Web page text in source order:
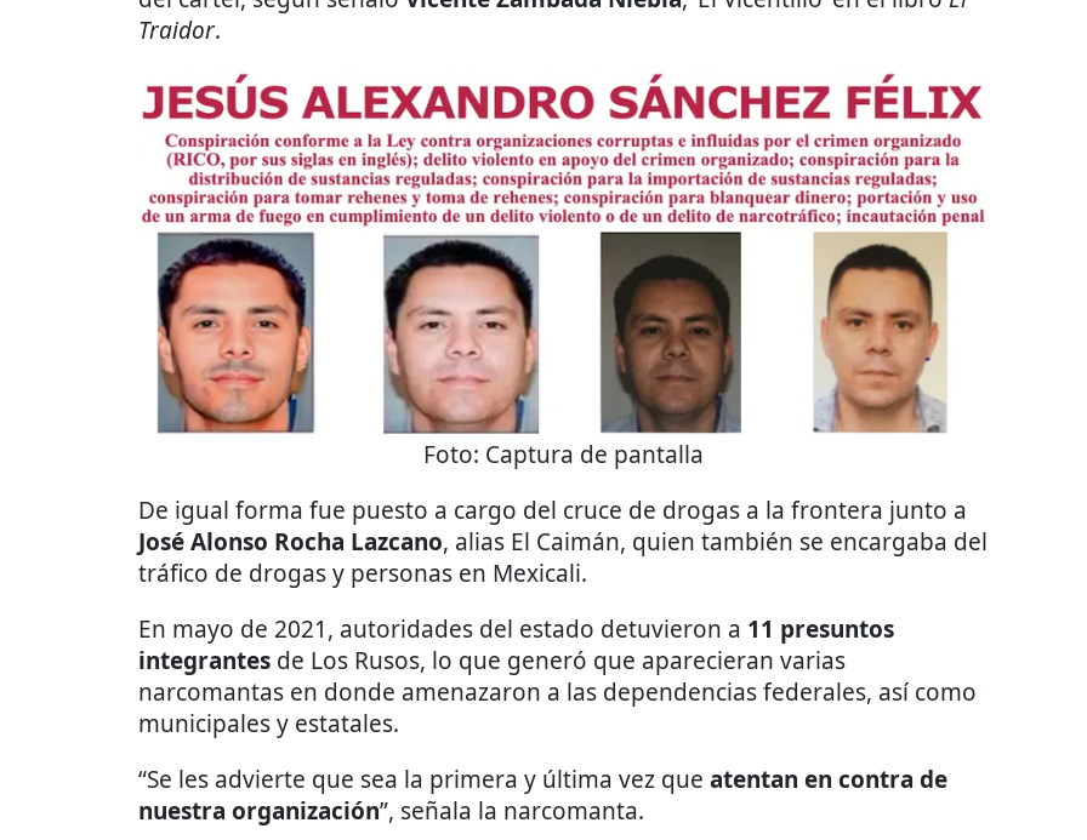
Traidor.
Foto: Captura de pantalla
De igual forma fue puesto a cargo del cruce de drogas a la frontera junto a
José Alonso Rocha Lazcano, alias El Caimán, quien también se encargaba del
tráfico de drogas y personas en Mexicali.
En mayo de 2021, autoridades del estado detuvieron a 11 presuntos
integrantes de Los Rusos, lo que generó que aparecieran varias
narcomantas en donde amenazaron a las dependencias federales, así como
municipales y estatales.
“Se les advierte que sea la primera y última vez que atentan en contra de
nuestra organización”, señala la narcomanta.